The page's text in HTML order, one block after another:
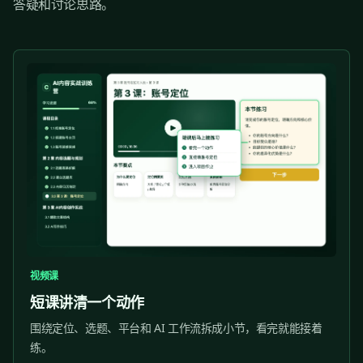
答疑和讨论思路。
视频课
短课讲清一个动作
围绕定位、选题、平台和 AI 工作流拆成小节，看完就能接着
练。